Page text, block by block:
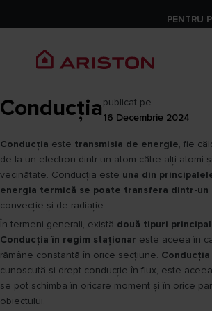
PENTRU
Conducțiapublicat pe
16 Decembrie 2024
Conducția este transmisia de energie, fie
de la un electron dintr-un atom către alți atomi
vecinătate. Conducția este una din
energia termică se poate transfera dintr-un
convecție și de radiație.
În termeni generali, există două tipuri
Conducția în regim staționar este aceea în
rămâne constantă în orice secțiune.
cunoscută și drept conducție în flux, este
se pot schimba în oricare moment și în orice
obiectului.